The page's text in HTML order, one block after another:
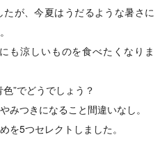
が、今夏はうだるような暑さに
も涼しいものを食べたくなりま
”でどうでしょう？
みつきになること間違いなし。
を5つセレクトしました。